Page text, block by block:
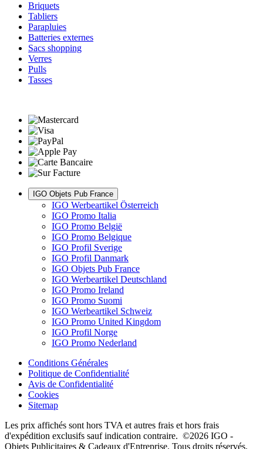
Briquets
Tabliers
Parapluies
Batteries externes
Sacs shopping
Verres
Pulls
Tasses
IGO Objets Pub France
IGO Werbeartikel Österreich
IGO Promo Italia
IGO Promo België
IGO Promo Belgique
IGO Profil Sverige
IGO Profil Danmark
IGO Objets Pub France
IGO Werbeartikel Deutschland
IGO Promo Ireland
IGO Promo Suomi
IGO Werbeartikel Schweiz
IGO Promo United Kingdom
IGO Profil Norge
IGO Promo Nederland
Conditions Générales
Politique de Confidentialité
Avis de Confidentialité
Cookies
Sitemap
Les prix affichés sont hors TVA et autres frais et hors frais
d'expédition exclusifs sauf indication contraire. ©2026 IGO -
Objets Publicitaires & Cadeaux d'Entreprise. Tous droits réservés.